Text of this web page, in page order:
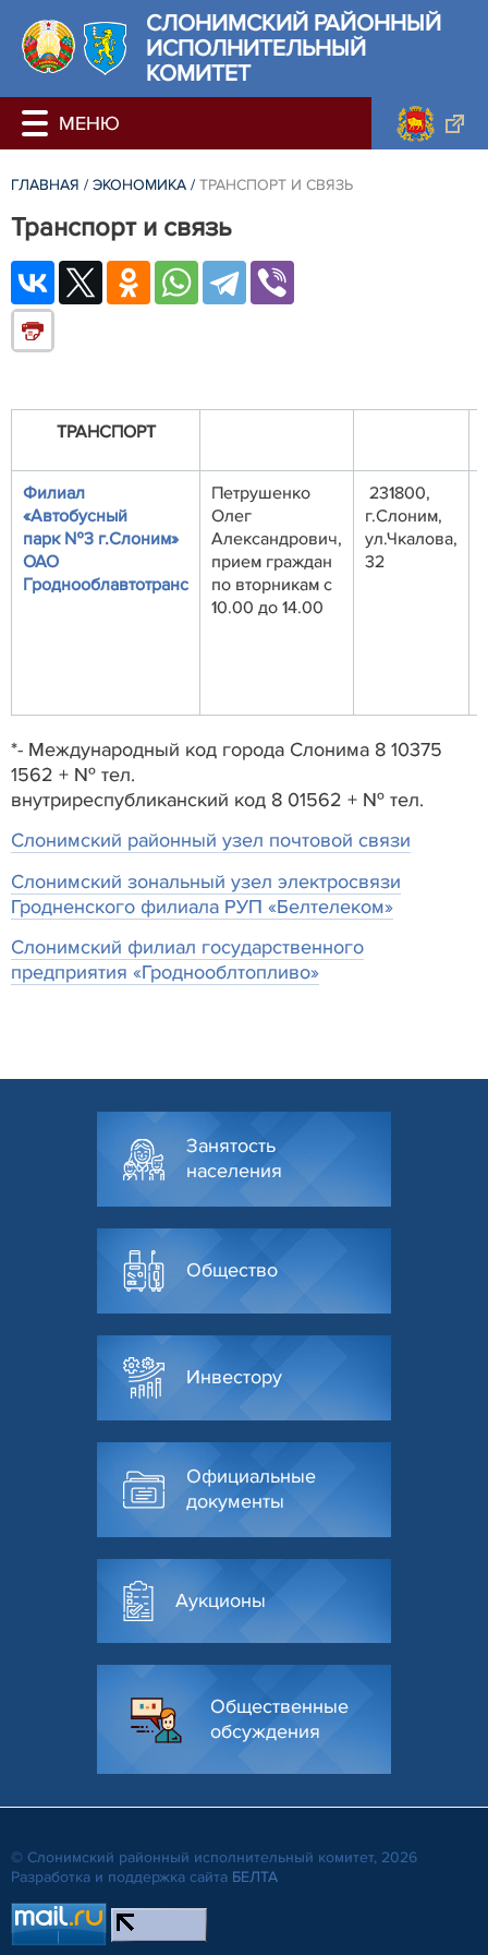
СЛОНИМСКИЙ РАЙОННЫЙ
ИСПОЛНИТЕЛЬНЫЙ
КОМИТЕТ
ГЛАВНАЯ / ЭКОНОМИКА / ТРАНСПОРТ И СВЯЗЬ
Транспорт и связь
ТРАНСПОРТ
Филиал
«Автобусный
парк №3 г.Слоним»
ОАО
Гроднооблавтотранс
Петрушенко
Олег
Александрович,
прием граждан
по вторникам с
10.00 до 14.00
231800,
г.Слоним,
ул.Чкалова,
32
*- Международный код города Слонима 8 10375
1562 + № тел.
внутриреспубликанский код 8 01562 + № тел.
Слонимский районный узел почтовой связи
Слонимский зональный узел электросвязи
Гродненского филиала РУП «Белтелеком»
Слонимский филиал государственного
предприятия «Гроднооблтопливо»
Занятость
населения
Общество
Инвестору
Официальные
документы
Аукционы
Общественные
обсуждения
© Слонимский районный исполнительный комитет, 2026
Разработка и поддержка сайта БЕЛТА